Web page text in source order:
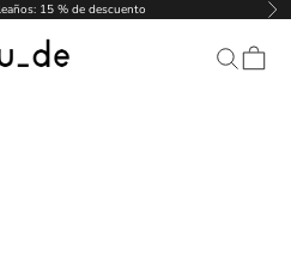
15 % de descuento
Buscar
Carro